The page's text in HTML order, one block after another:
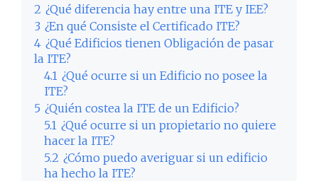
2 ¿Qué diferencia hay entre una ITE y IEE?
3 ¿En qué Consiste el Certificado ITE?
4 ¿Qué Edificios tienen Obligación de pasar
la ITE?
4.1 ¿Qué ocurre si un Edificio no posee la
ITE?
5 ¿Quién costea la ITE de un Edificio?
5.1 ¿Qué ocurre si un propietario no quiere
hacer la ITE?
5.2 ¿Cómo puedo averiguar si un edificio
ha hecho la ITE?